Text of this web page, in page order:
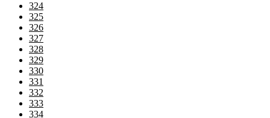
324
325
326
327
328
329
330
331
332
333
334